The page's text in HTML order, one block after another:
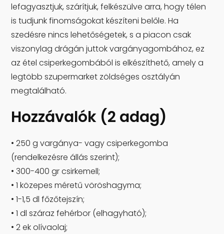
lefagyasztjuk, szárítjuk, felkészülve arra, hogy télen
is tudjunk finomságokat készíteni belőle. Ha
szedésre nincs lehetőségetek, s a piacon csak
viszonylag drágán juttok vargányagombához, ez
az étel csiperkegombából is elkészíthető, amely a
legtöbb szupermarket zöldséges osztályán
megtalálható.
Hozzávalók (2 adag)
• 250 g vargánya- vagy csiperkegomba
(rendelkezésre állás szerint);
• 300-400 gr csirkemell;
• 1 közepes méretű vöröshagyma;
• 1-1,5 dl főzőtejszín;
• 1 dl száraz fehérbor (elhagyható);
• 2 ek olívaolaj;